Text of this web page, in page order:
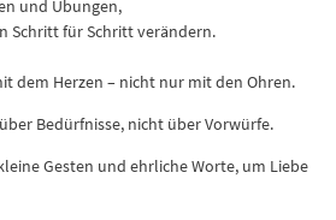
und Übungen,
Schritt für Schritt verändern.
dem Herzen – nicht nur mit den Ohren.
Bedürfnisse, nicht über Vorwürfe.
Gesten und ehrliche Worte, um Liebe